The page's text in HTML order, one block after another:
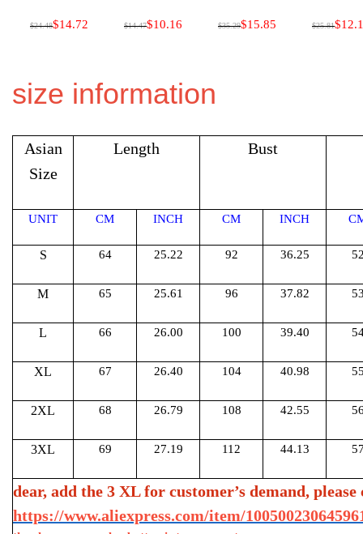
$24.48$14.72 $14.47$10.16 $35.29$15.85 $25.81
size information
Asian
Size
Length Bust
UNIT CM INCH CM INCH
S 64 25.22 92 36.25
M 65 25.61 96 37.82
L 66 26.00 100 39.40
XL 67 26.40 104 40.98
2XL 68 26.79 108 42.55
3XL 69 27.19 112 44.13
dear, add the 3 XL for customer’s demand,
https://www.aliexpress.com/item/